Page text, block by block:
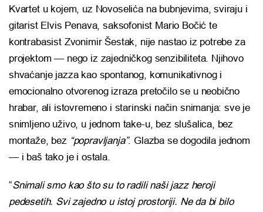
Kvartet u kojem, uz Novoselića na bubnjevima, sviraju i
gitarist Elvis Penava, saksofonist Mario Bočić te
kontrabasist Zvonimir Šestak, nije nastao iz potrebe za
projektom — nego iz zajedničkog senzibiliteta. Njihovo
shvaćanje jazza kao spontanog, komunikativnog i
emocionalno otvorenog izraza pretočilo se u neobično
hrabar, ali istovremeno i starinski način snimanja: sve je
snimljeno uživo, u jednom take-u, bez slušalica, bez
montaže, bez “popravljanja”. Glazba se dogodila jednom
— i baš tako je i ostala.
“Snimali smo kao što su to radili naši jazz heroji
pedesetih. Svi zajedno u istoj prostoriji. Ne da bi bilo